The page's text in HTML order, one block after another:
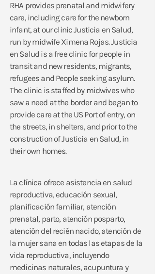
RHA provides prenatal and midwifery
care, including care for the newborn
infant, at our clinic Justicia en Salud,
run by midwife Ximena Rojas. Justicia
en Salud is a free clinic for people in
transit and new residents, migrants,
refugees and People seeking asylum.
The clinic is staffed by midwives who
saw a need at the border and began to
provide care at the US Port of entry, on
the streets, in shelters, and prior to the
construction of Justicia en Salud, in
their own homes.
La clínica ofrece asistencia en salud
reproductiva, educación sexual,
planificación familiar, atención
prenatal, parto, atención posparto,
atención del recién nacido, atención de
la mujer sana en todas las etapas de la
vida reproductiva, incluyendo
medicinas naturales, acupuntura y